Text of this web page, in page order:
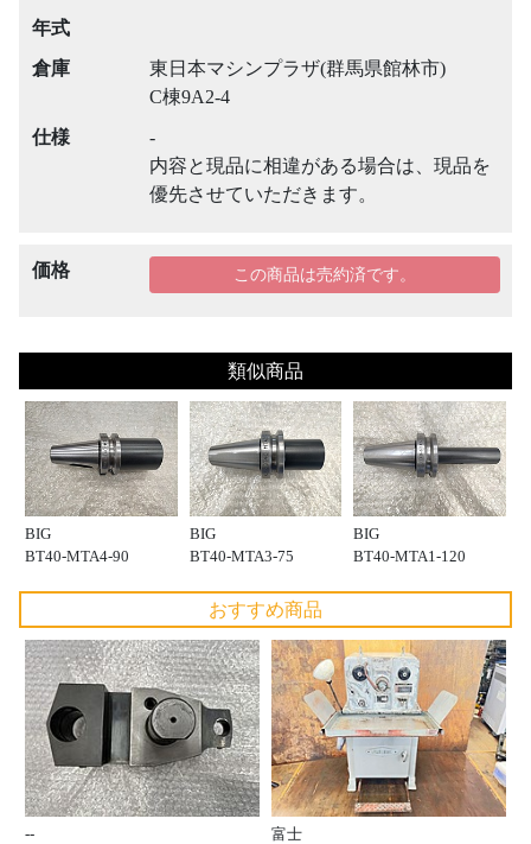
年式
倉庫
東日本マシンプラザ(群馬県館林市)
C棟9A2-4
仕様
-
内容と現品に相違がある場合は、現品を
優先させていただきます。
価格 この商品は売約済です。
類似商品
BIG
BT40-MTA4-90
BIG
BT40-MTA3-75
BIG
BT40-MTA1-120
おすすめ商品
--
富士